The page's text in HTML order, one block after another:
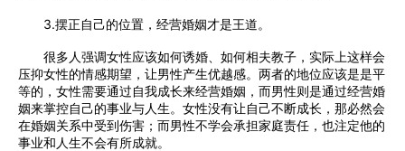
3.摆正自己的位置，经营婚姻才是王道。
很多人强调女性应该如何诱婚、如何相夫教子，实际上这样会
压抑女性的情感期望，让男性产生优越感。两者的地位应该是是平
等的，女性需要通过自我成长来经营婚姻，而男性则是通过经营婚
姻来掌控自己的事业与人生。女性没有让自己不断成长，那必然会
在婚姻关系中受到伤害；而男性不学会承担家庭责任，也注定他的
事业和人生不会有所成就。